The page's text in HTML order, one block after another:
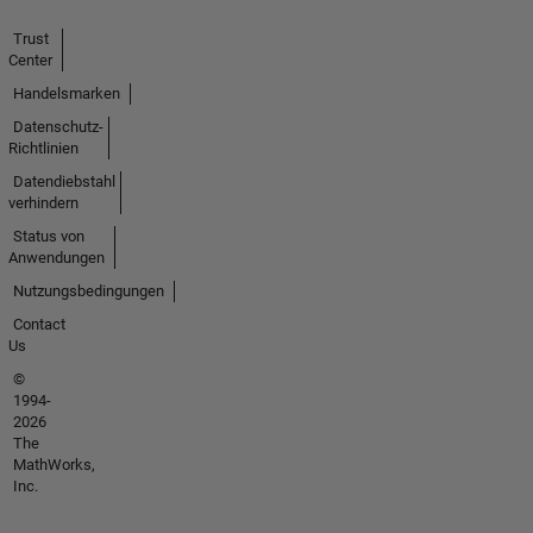
Trust
Center
Handelsmarken
Datenschutz-
Richtlinien
Datendiebstahl
verhindern
Status von
Anwendungen
Nutzungsbedingungen
Contact
Us
©
1994-
2026
The
MathWorks,
Inc.